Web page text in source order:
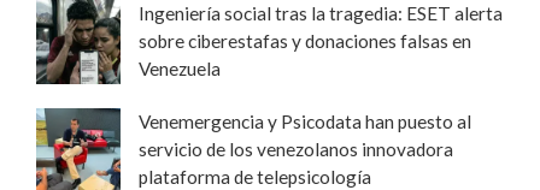
Ingeniería social tras la tragedia: ESET alerta
sobre ciberestafas y donaciones falsas en
Venezuela
Venemergencia y Psicodata han puesto al
servicio de los venezolanos innovadora
plataforma de telepsicología